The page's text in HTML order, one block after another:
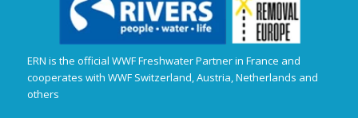
ERN is the official WWF Freshwater Partner in France and
cooperates with WWF Switzerland, Austria, Netherlands and
others